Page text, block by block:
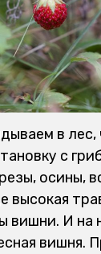
в
с
осины,
высокая
вишни. И на
вишня.